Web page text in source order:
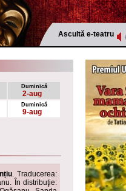
Ascultă e-teatru
Duminică
2-aug
Duminică
9-aug
. Traducerea:
În distribuţie: